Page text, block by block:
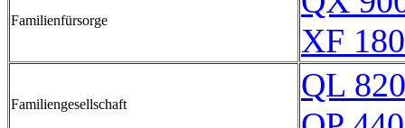
Familienfürsorge
XF
Familiengesellschaft
QL 820